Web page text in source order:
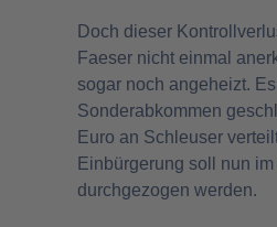
Doch dieser
Faeser nicht einmal
sogar noch angeheizt.
Sonderabkommen
Euro an Schleuser
Einbürgerung soll nun
durchgezogen werden.